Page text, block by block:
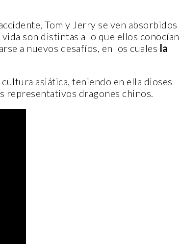
Tom y Jerry se ven absorbidos
son distintas a lo que ellos conocían.
a nuevos desafíos, en los cuales la
asiática, teniendo en ella dioses
representativos dragones chinos.